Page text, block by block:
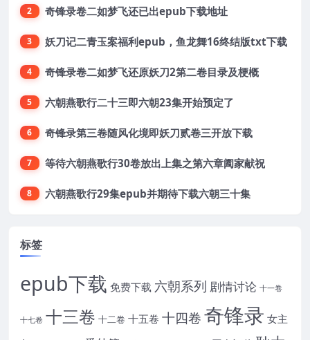
2 奇锋录卷二如梦飞还已出epub下载地址
3 妖刀记二青玉案福利epub，鱼龙舞16终结版txt下载
4 奇锋录卷二如梦飞还原妖刀2第二卷目录及梗概
5 六朝燕歌行二十三即六朝23集开始预定了
6 奇锋录第三卷随风化境即妖刀贰卷三开放下载
7 等待六朝燕歌行30卷放出上集之第六章阖家献祝
8 六朝燕歌行29集epub并期待下载六朝三十集
标签
epub下载 免费下载 六朝系列 剧情讨论 十一卷
十七卷 十三卷 十二卷 十五卷 十四卷奇锋录 女主